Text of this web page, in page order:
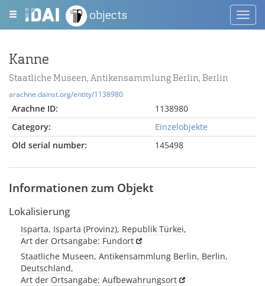
objects
Kanne
Staatliche Museen, Antikensammlung Berlin, Berlin
arachne.dainst.org/entity/1138980
Arachne ID:
1138980
Category:
Einzelobjekte
Old serial number:
145498
Informationen zum Objekt
Lokalisierung
Isparta, Isparta (Provinz), Republik Türkei,
Art der Ortsangabe: Fundort
Staatliche Museen, Antikensammlung Berlin, Berlin,
Deutschland,
Art der Ortsangabe: Aufbewahrungsort